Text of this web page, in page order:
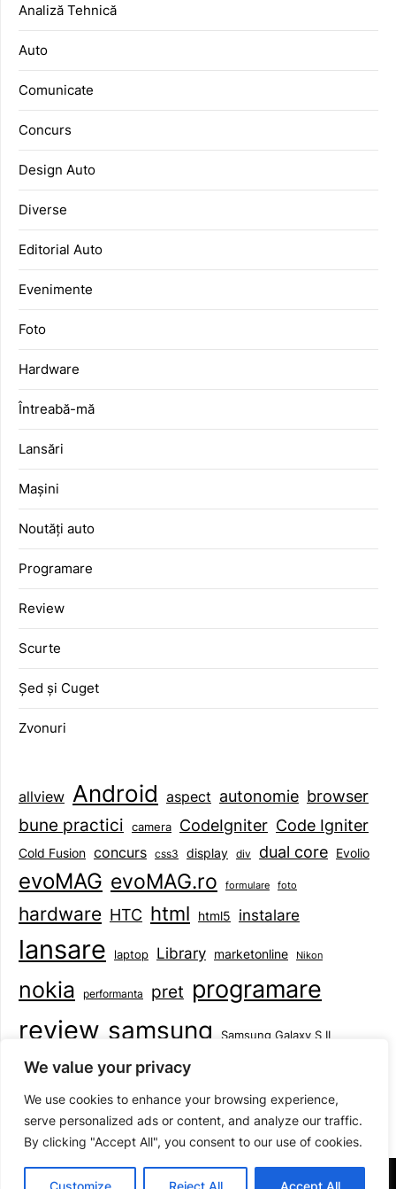
We value your privacy
We use cookies to enhance your browsing experience,
serve personalized ads or content, and analyze our traffic.
By clicking "Accept All", you consent to our use of cookies.
Customize Reject All Accept All
Analiză Tehnică
Auto
Comunicate
Concurs
Design Auto
Diverse
Editorial Auto
Evenimente
Foto
Hardware
Întreabă-mă
Lansări
Mașini
Noutăți auto
Programare
Review
Scurte
Șed și Cuget
Zvonuri
allview Android aspect autonomie browser
bune practici camera CodeIgniter Code Igniter
Cold Fusion concurs css3 display div dual core Evolio
evoMAG evoMAG.ro formulare foto
hardware HTC html html5 instalare
lansare laptop Library marketonline Nikon
nokia performanta pret programare
review samsung Samsung Galaxy S II
smartphone specificatii standarde
©2026 Mihai Baboi | Design:Newspaperly WordPress